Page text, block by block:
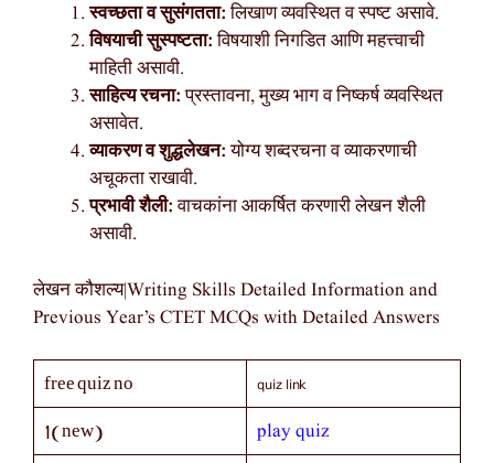
स्वच्छता व सुसंगतता:लिखाण व्यवस्थित व स्पष्ट असावे.
विषयाची सुस्पष्टता:विषयाशी निगडित आणि महत्त्वाची
माहिती असावी.
साहित्य रचना:प्रस्तावना, मुख्य भाग व निष्कर्ष व्यवस्थित
असावेत.
व्याकरण व शुद्धलेखन:योग्य शब्दरचना व व्याकरणाची
अचूकता राखावी.
प्रभावी शैली:वाचकांना आकर्षित करणारी लेखन शैली
असावी.
लेखन कौशल्य|Writing Skills Detailed Information and
Previous Year’s CTET MCQs with Detailed Answers
free quiz no quiz link
1(new) play quiz